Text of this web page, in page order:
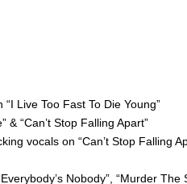
Live Too Fast To Die Young”
& “Can’t Stop Falling Apart”
vocals on “Can’t Stop Falling
Nobody”, “Murder The